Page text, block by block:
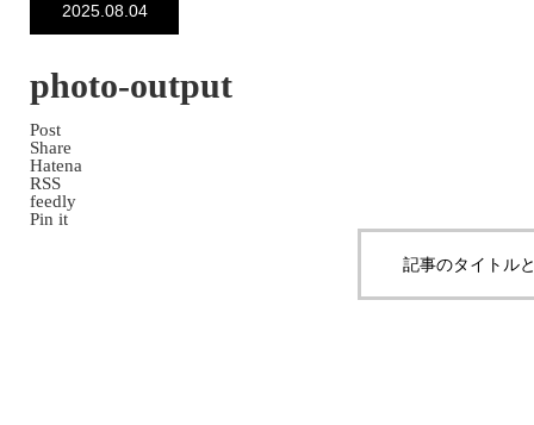
2025.08.04
photo-output
Post
Share
Hatena
RSS
feedly
Pin it
記事のタイトル